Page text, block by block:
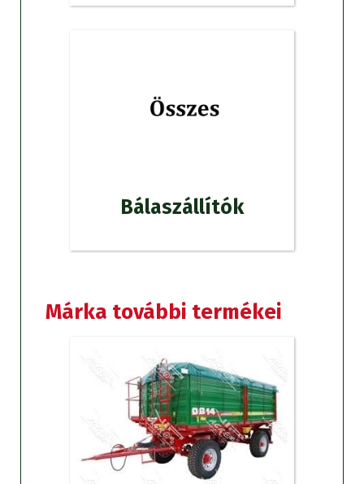
Bálaszállítók
Márka további termékei